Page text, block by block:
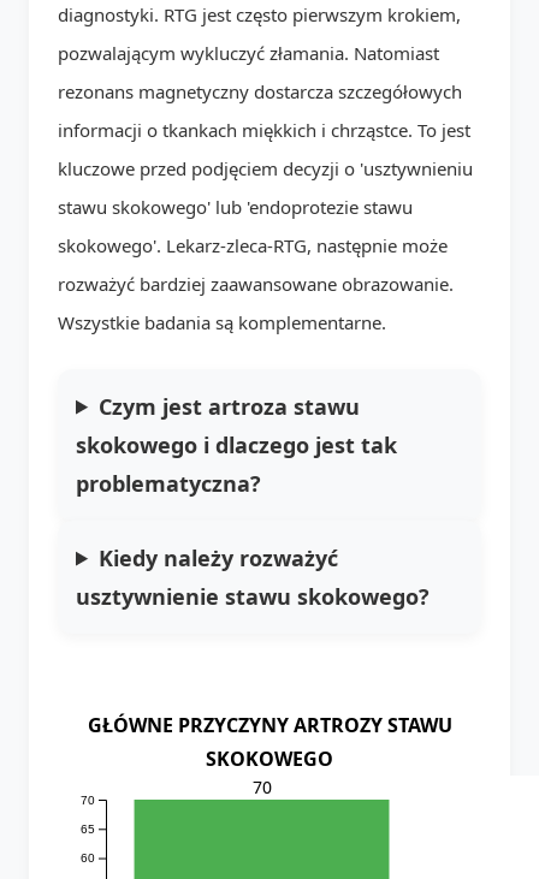
diagnostyki. RTG jest często pierwszym krokiem,
pozwalającym wykluczyć złamania. Natomiast
rezonans magnetyczny dostarcza szczegółowych
informacji o tkankach miękkich i chrząstce. To jest
kluczowe przed podjęciem decyzji o 'usztywnieniu
stawu skokowego' lub 'endoprotezie stawu
skokowego'. Lekarz-zleca-RTG, następnie może
rozważyć bardziej zaawansowane obrazowanie.
Wszystkie badania są komplementarne.
Czym jest artroza stawu
skokowego i dlaczego jest tak
problematyczna?
Kiedy należy rozważyć
usztywnienie stawu skokowego?
GŁÓWNE PRZYCZYNY ARTROZY STAWU
SKOKOWEGO
60
65
70
70